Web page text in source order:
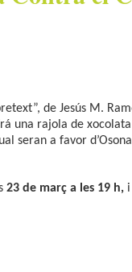
”, de Jesús M.
una rajola de xocolata
seran a favor
23 de març a les 19 h,